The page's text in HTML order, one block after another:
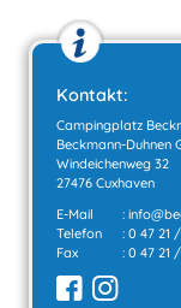
Kontakt:
Campingplatz
Beckmann-Duhnen
Windeichenweg 32
27476 Cuxhaven
E-Mail
:
Telefon
: 0 47 21 /
Fax
: 0 47 21